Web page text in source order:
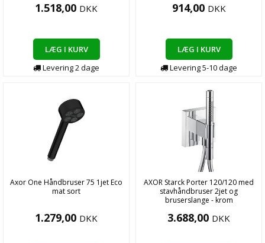
1.518,00 DKK
LÆG I KURV
Levering2dage
914,00 DKK
LÆG I KURV
Levering5-10dage
Axor One Håndbruser 75 1jet Eco
mat sort
1.279,00 DKK
AXOR Starck Porter 120/120 med
stavhåndbruser 2jet og
bruserslange - krom
3.688,00 DKK